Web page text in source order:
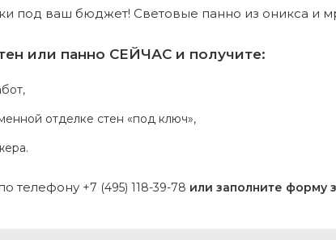
под ваш бюджет! Световые панно из оникса и
или панно СЕЙЧАС и получите:
отделке стен «под ключ»,
телефону +7 (495) 118-39-78 или заполните форму